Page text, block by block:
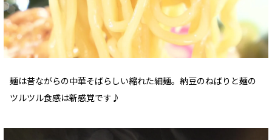
麺は昔ながらの中華そばらしい縮れた細麺。納豆のねばりと麺の
ツルツル食感は新感覚です♪